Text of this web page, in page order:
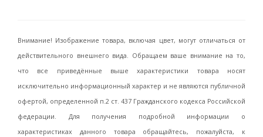
Внимание! Изображение товара, включая цвет, могут отличаться от
действительного внешнего вида. Обращаем ваше внимание на то,
что все приведённые выше характеристики товара носят
исключительно информационный характер и не являются публичной
офертой, определенной п.2 ст. 437 Гражданского кодекса Российской
федерации. Для получения подробной информации о
характеристиках данного товара обращайтесь, пожалуйста, к